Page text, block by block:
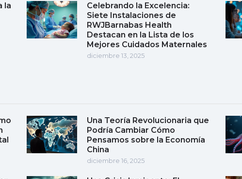
la
Celebrando la Excelencia:
Siete Instalaciones de
RWJBarnabas Health
Destacan en la Lista de los
Mejores Cuidados Maternales
diciembre 13, 2025
Una Teoría Revolucionaria que
Podría Cambiar Cómo
Pensamos sobre la Economía
China
diciembre 16, 2025